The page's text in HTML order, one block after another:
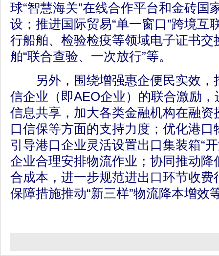
球“智慧海关”在线合作平台和金砖国
设；推进国际贸易“单一窗口”跨境互
行船舶、检验检疫等领域电子证书交
舶“联合查验、一次放行”等。
另外，围绕增强惠企便民实效，
信企业（即AEO企业）的联合激励
信息共享，加大各类金融机构在融资
口信保等方面的支持力度；优化港
引导港口企业灵活设置出口集装箱“
企业合理安排物流作业；协同推动降
合成本，进一步规范进出口环节收费
保障措施推动“新三样”物流降本增效